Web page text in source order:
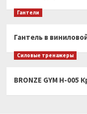
Гантели
Гантель в
Силовые тренажеры
BRONZE GYM H-